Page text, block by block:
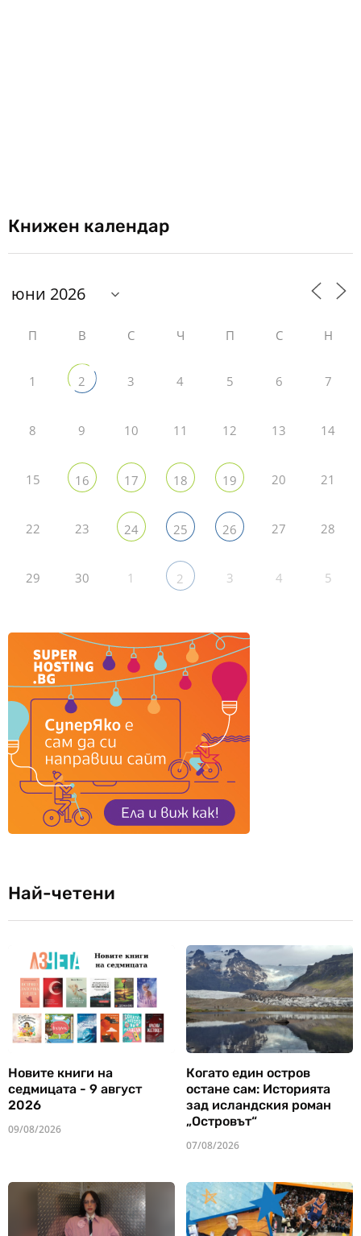
Книжен календар
П В С Ч П С Н
1 2 3 4 5 6 7
8 9 10 11 12 13 14
15 16 17 18 19 20 21
22 23 24 25 26 27 28
29 30 1 2 3 4 5
Най-четени
Новите книги на
седмицата - 9 август
2026
09/08/2026
Когато един остров
остане сам: Историята
зад исландския роман
„Островът“
07/08/2026